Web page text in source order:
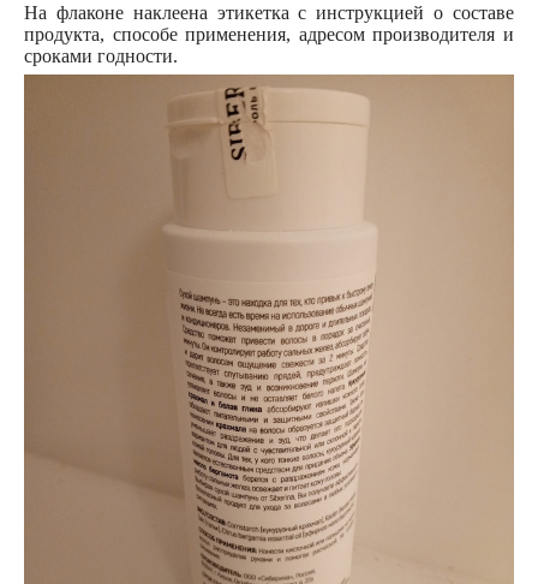
На флаконе наклеена этикетка с инструкцией о составе
продукта, способе применения, адресом производителя и
сроками годности.